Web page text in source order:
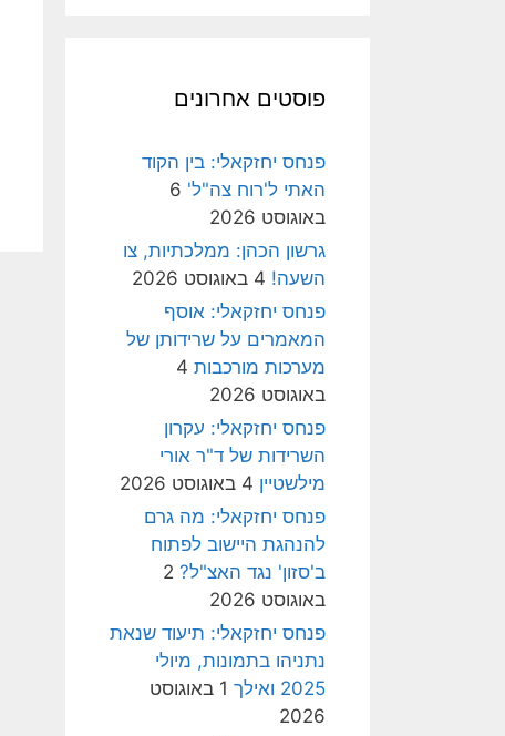
פוסטים אחרונים
פנחס יחזקאלי: בין הקוד
האתי ל'רוח צה"ל' 6
באוגוסט 2026
גרשון הכהן: ממלכתיות, צו
השעה! 4 באוגוסט 2026
פנחס יחזקאלי: אוסף
המאמרים על שרידותן של
מערכות מורכבות 4
באוגוסט 2026
פנחס יחזקאלי: עקרון
השרידות של ד"ר אורי
מילשטיין 4 באוגוסט 2026
פנחס יחזקאלי: מה גרם
להנהגת היישוב לפתוח
ב'סזון' נגד האצ"ל? 2
באוגוסט 2026
פנחס יחזקאלי: תיעוד שנאת
נתניהו בתמונות, מיולי
2025 ואילך
1 באוגוסט
2026